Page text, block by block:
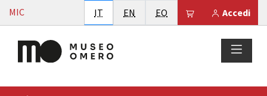
Vai al contenuto
MIC Accedi
Il tuo carrello è
IT Italiano
EN English
EO Esperanto